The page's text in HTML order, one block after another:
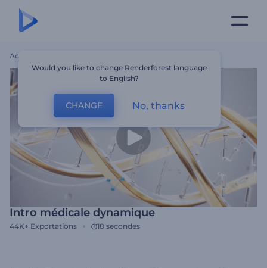
Accueil
Intro médicale dynamique
44K+ Exportations 18 secondes
Would you like to change Renderforest language
to English?
CHANGE No, thanks